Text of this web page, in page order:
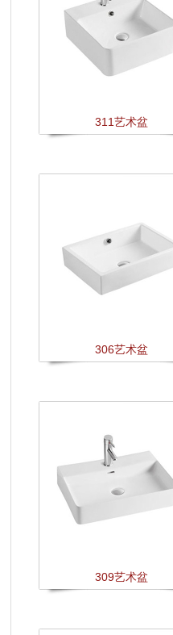
311艺术盆
306艺术盆
309艺术盆